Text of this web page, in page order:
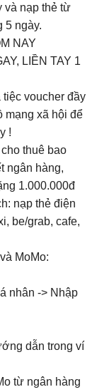
và nạp thẻ từ
5 ngày.
NAY
LIỀN TAY 1
voucher đầy
mạng xã hội để
!
thuê bao
ngân hàng,
1.000.000đ
nạp thẻ điện
be/grab, cafe,
MoMo:
nhân -> Nhập
dẫn trong ví
từ ngân hàng